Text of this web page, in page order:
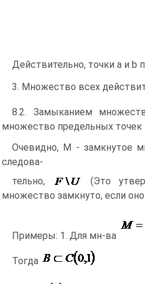
Действительно, точки a и b
3. Множество всех
8.2. Замыканием
множество предельных точек
Очевидно, М - замкнутое
следова-
тельно,
(Это
множество замкнуто, если
Примеры: 1. Для мн-ва
Тогда